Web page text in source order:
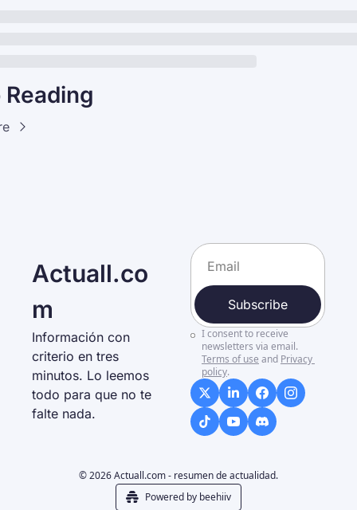
Actuall.co
m
Información con
criterio en tres
minutos. Lo leemos
todo para que no te
falte nada.
Subscribe
I consent to receive
newsletters via email.
Terms of use and Privacy
policy.
© 2026 Actuall.com - resumen de actualidad.
Powered by beehiiv